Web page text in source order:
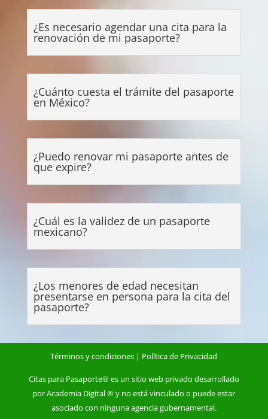
¿Es necesario agendar una cita para la
renovación de mi pasaporte?
¿Cuánto cuesta el trámite del pasaporte
en México?
¿Puedo renovar mi pasaporte antes de
que expire?
¿Cuál es la validez de un pasaporte
mexicano?
¿Los menores de edad necesitan
presentarse en persona para la cita del
pasaporte?
Términos y condiciones | Política de Privacidad
Citas para Pasaporte® es un sitio web privado desarrollado
por Academia Digital ® y no está vinculado o puede estar
asociado con ninguna agenciagubernamental.